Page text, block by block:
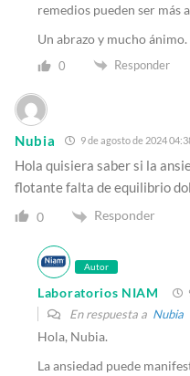
remedios pueden ser más
Un abrazo y mucho ánimo.
0 Responder
Nubia 9 de agosto de 2024
Hola quisiera saber si la
flotante falta de equilibrio
0 Responder
Autor
Laboratorios NIAM
En respuesta a Nubia
Hola, Nubia.
La ansiedad puede